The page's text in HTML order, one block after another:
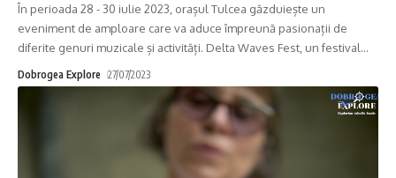
În perioada 28 - 30 iulie 2023, orașul Tulcea găzduiește un
eveniment de amploare care va aduce împreună pasionații de
diferite genuri muzicale și activități. Delta Waves Fest, un festival…
Dobrogea Explore 27/07/2023